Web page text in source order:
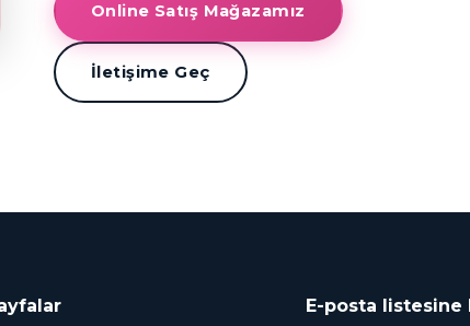
Online Satış Mağazamız
İletişime Geç
E-posta listesine